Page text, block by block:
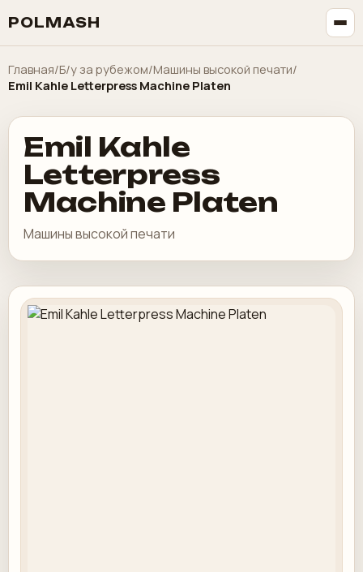
POLMASH
Главная/Б/у за рубежом/Машины высокой печати/
Emil Kahle Letterpress Machine Platen
Emil Kahle
Letterpress
Machine Platen
Машины высокой печати